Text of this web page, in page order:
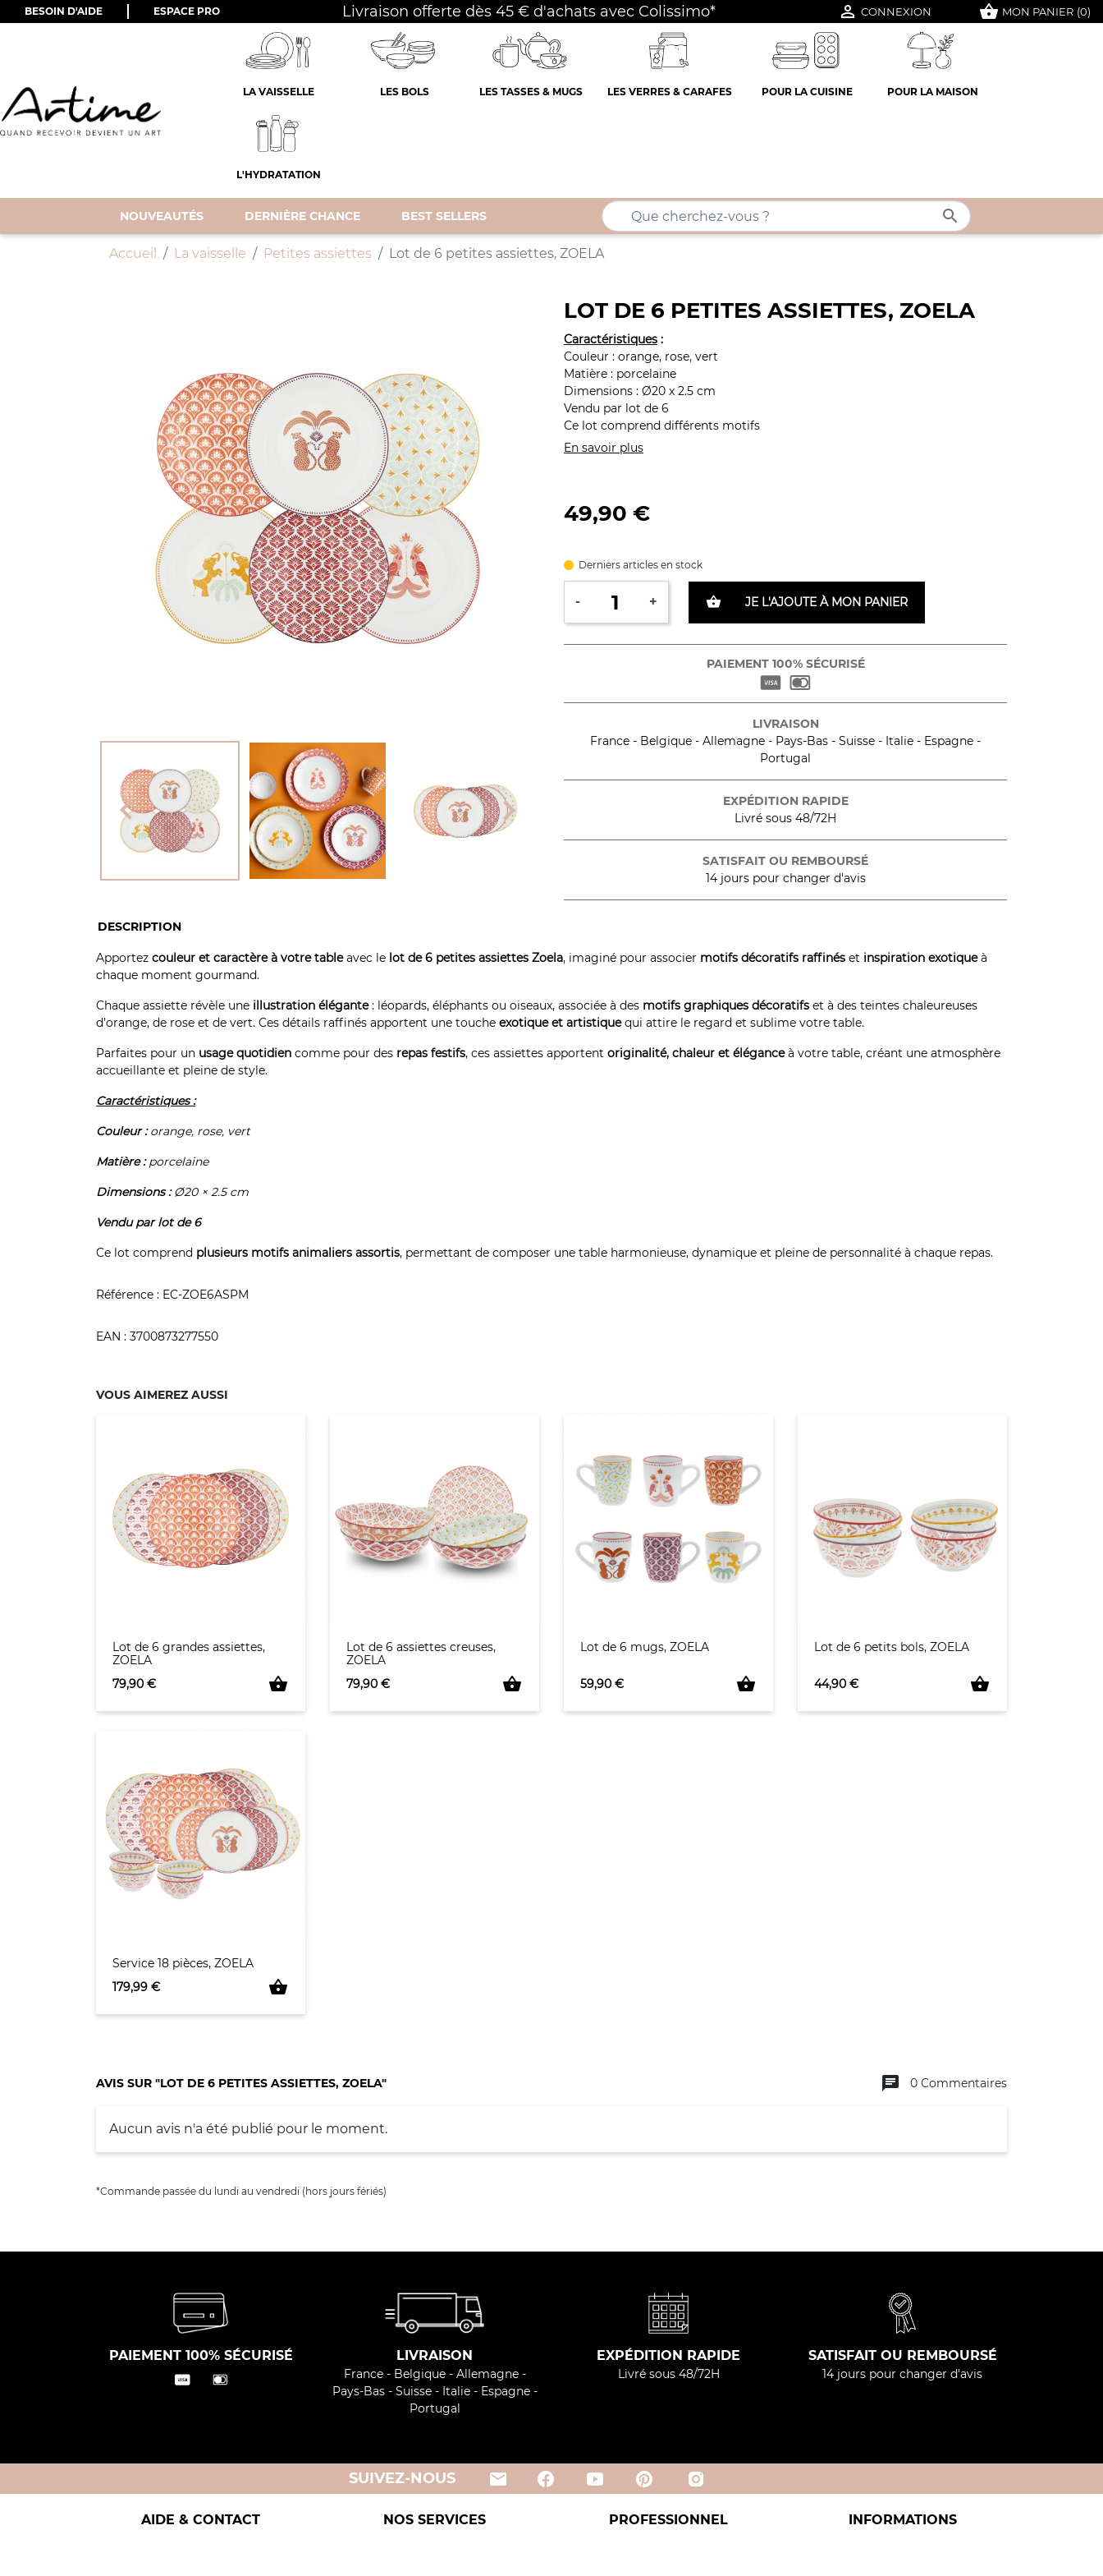
BESOIN D'AIDE ESPACE PRO Livraison offerte dès 45 € d'achats avec Colissimo*  CONNEXION shopping_basket MON PANIER (0)
LA VAISSELLE LES BOLS LES TASSES & MUGS LES VERRES & CARAFES POUR LA CUISINE POUR LA MAISON
L'HYDRATATION
NOUVEAUTÉS DERNIÈRE CHANCE BEST SELLERS 
Accueil La vaisselle Petites assiettes Lot de 6 petites assiettes, ZOELA
 
LOT DE 6 PETITES ASSIETTES, ZOELA
Caractéristiques :
Couleur : orange, rose, vert
Matière : porcelaine
Dimensions : Ø20 x 2.5 cm
Vendu par lot de 6
Ce lot comprend différents motifs
En savoir plus
49,90 €
Derniers articles en stock
- + shopping_basket JE L'AJOUTE À MON PANIER
PAIEMENT 100% SÉCURISÉ
LIVRAISON
France - Belgique - Allemagne - Pays-Bas - Suisse - Italie - Espagne -
Portugal
EXPÉDITION RAPIDE
Livré sous 48/72H
SATISFAIT OU REMBOURSÉ
14 jours pour changer d'avis
DESCRIPTION
Apportez couleur et caractère à votre tableavec le lot de 6 petites assiettes Zoela, imaginé pour associer motifs décoratifs raffinés et inspiration exotiqueà
chaque moment gourmand.
Chaque assiette révèle une illustration élégante: léopards, éléphants ou oiseaux, associée à des motifs graphiques décoratifs et à des teintes chaleureuses
d’orange, de rose et de vert. Ces détails raffinés apportent une touche exotique et artistiquequi attire le regard et sublime votre table.
Parfaites pour un usage quotidien comme pour des repas festifs, ces assiettes apportent originalité, chaleur et éléganceà votre table, créant une atmosphère
accueillante et pleine de style.
Caractéristiques :
Couleur :orange, rose, vert
Matière :porcelaine
Dimensions :Ø20 × 2.5 cm
Vendu par lot de 6
Ce lot comprend plusieurs motifs animaliers assortis, permettant de composer une table harmonieuse, dynamique et pleine de personnalité à chaque repas.
Référence : EC-ZOE6ASPM
EAN : 3700873277550
VOUS AIMEREZ AUSSI
Lot de 6 grandes assiettes,
ZOELA
Prix
79,90 € shopping_basket
Lot de 6 assiettes creuses,
ZOELA
Prix
79,90 € shopping_basket
Lot de 6 mugs, ZOELA
Prix
59,90 € shopping_basket
Lot de 6 petits bols, ZOELA
Prix
44,90 € shopping_basket
Service 18 pièces, ZOELA
Prix
179,99 € shopping_basket
AVIS SUR "LOT DE 6 PETITES ASSIETTES, ZOELA" chat 0 Commentaires
Aucun avis n'a été publié pour le moment.
*Commande passée du lundi au vendredi (hors jours fériés)
PAIEMENT 100% SÉCURISÉ LIVRAISON
France - Belgique - Allemagne -
Pays-Bas - Suisse - Italie - Espagne -
Portugal
EXPÉDITION RAPIDE
Livré sous 48/72H
SATISFAIT OU REMBOURSÉ
14 jours pour changer d'avis
SUIVEZ-NOUS email
AIDE & CONTACT NOS SERVICES PROFESSIONNEL INFORMATIONS